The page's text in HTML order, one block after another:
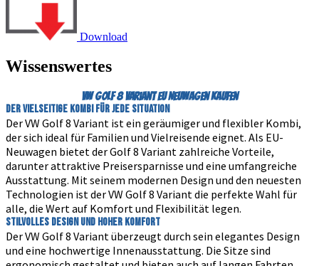
Download
Wissenswertes
VW Golf 8 Variant EU Neuwagen kaufen
Der vielseitige Kombi für jede Situation
Der VW Golf 8 Variant ist ein geräumiger und flexibler Kombi,
der sich ideal für Familien und Vielreisende eignet. Als EU-
Neuwagen bietet der Golf 8 Variant zahlreiche Vorteile,
darunter attraktive Preisersparnisse und eine umfangreiche
Ausstattung. Mit seinem modernen Design und den neuesten
Technologien ist der VW Golf 8 Variant die perfekte Wahl für
alle, die Wert auf Komfort und Flexibilität legen.
Stilvolles Design und hoher Komfort
Der VW Golf 8 Variant überzeugt durch sein elegantes Design
und eine hochwertige Innenausstattung. Die Sitze sind